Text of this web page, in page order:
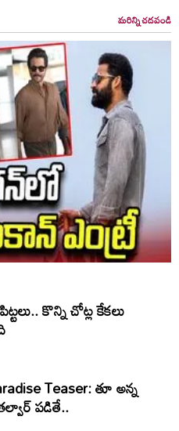
మరిన్ని చదవండి
కొన్ని చోట్ల కేకలు
Teaser: తూ అన్న
పడితే..